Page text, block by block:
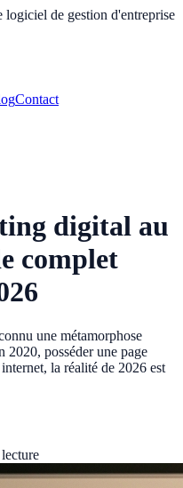
de gestion d'entreprise
Contact
digital au
complet
une métamorphose
2020, posséder une page
la réalité de 2026 est